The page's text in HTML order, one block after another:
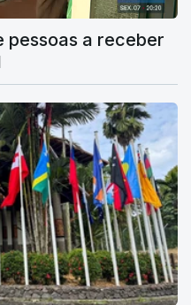
pessoas a receber